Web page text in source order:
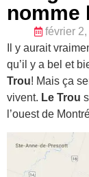
nomme
février
Il y aurait
qu’il y a bel et
Trou! Mais ça
vivent. Le Trou
l’ouest de